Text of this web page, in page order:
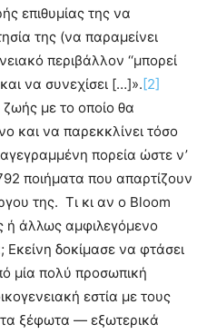
επιθυμίας της να
της (να παραμείνει
περιβάλλον ‘‘μπορεί
να συνεχίσει […]». [2]
με το οποίο θα
και να παρεκκλίνει τόσο
πορεία ώστε ν’
ποιήματα που απαρτίζουν
της. Τι κι αν ο Bloom
άλλως αμφιλεγόμενο
Εκείνη δοκίμασε να φτάσει
μία πολύ προσωπική
εστία με τους
ξέφωτα — εξωτερικά